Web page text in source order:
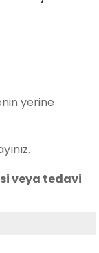
yerine
veya tedavi